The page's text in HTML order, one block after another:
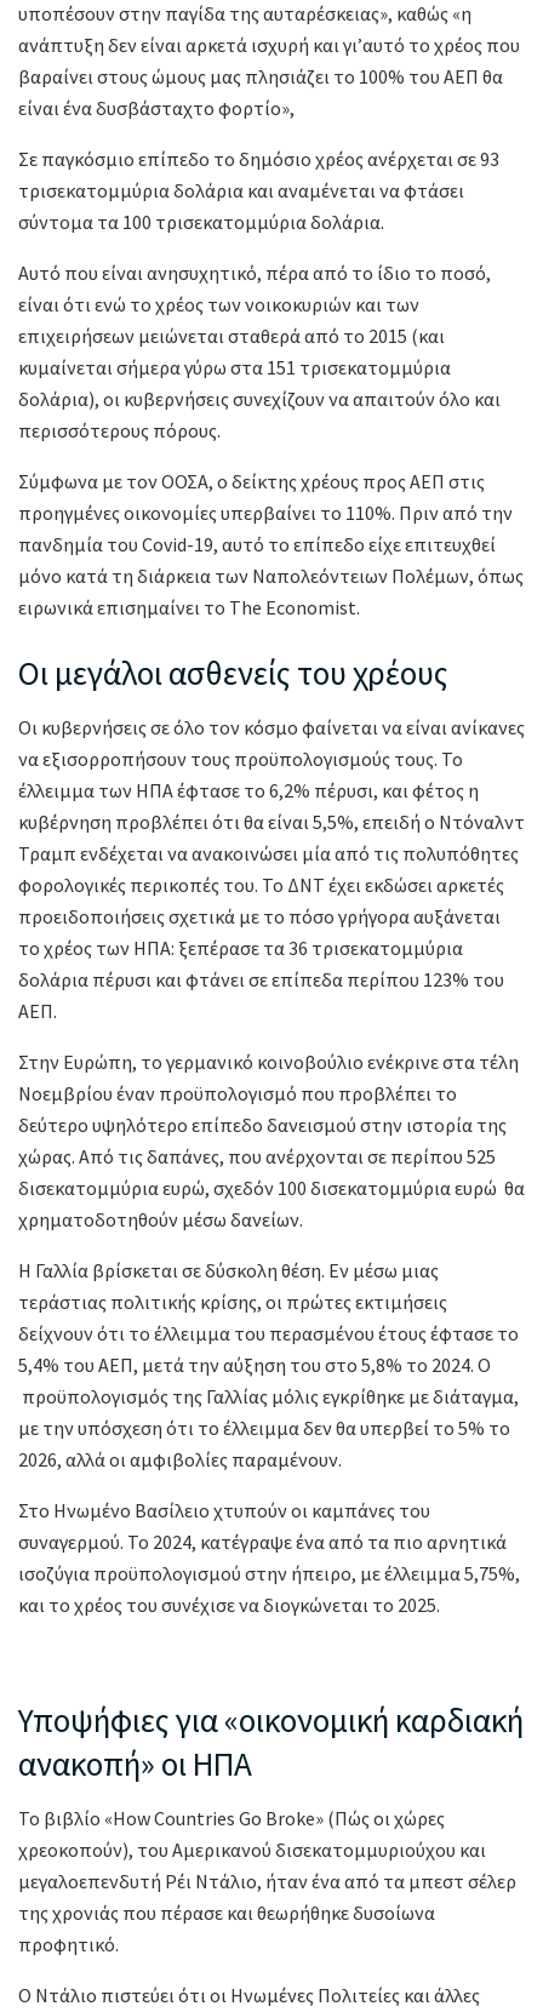
υποπέσουν στην παγίδα της αυταρέσκειας», καθώς «η
ανάπτυξη δεν είναι αρκετά ισχυρή και γι’αυτό το χρέος που
βαραίνει στους ώμους μας πλησιάζει το 100% του ΑΕΠ θα
είναι ένα δυσβάσταχτο φορτίο»,
Σε παγκόσμιο επίπεδο το δημόσιο χρέος ανέρχεται σε 93
τρισεκατομμύρια δολάρια και αναμένεται να φτάσει
σύντομα τα 100 τρισεκατομμύρια δολάρια.
Αυτό που είναι ανησυχητικό, πέρα από το ίδιο το ποσό,
είναι ότι ενώ το χρέος των νοικοκυριών και των
επιχειρήσεων μειώνεται σταθερά από το 2015 (και
κυμαίνεται σήμερα γύρω στα 151 τρισεκατομμύρια
δολάρια), οι κυβερνήσεις συνεχίζουν να απαιτούν όλο και
περισσότερους πόρους.
Σύμφωνα με τον ΟΟΣΑ, ο δείκτης χρέους προς ΑΕΠ στις
προηγμένες οικονομίες υπερβαίνει το 110%. Πριν από την
πανδημία του Covid-19, αυτό το επίπεδο είχε επιτευχθεί
μόνο κατά τη διάρκεια των Ναπολεόντειων Πολέμων, όπως
ειρωνικά επισημαίνει το The Economist.
Οι μεγάλοι ασθενείς του χρέους
Οι κυβερνήσεις σε όλο τον κόσμο φαίνεται να είναι ανίκανες
να εξισορροπήσουν τους προϋπολογισμούς τους. Το
έλλειμμα των ΗΠΑ έφτασε το 6,2% πέρυσι, και φέτος η
κυβέρνηση προβλέπει ότι θα είναι 5,5%, επειδή ο Ντόναλντ
Τραμπ ενδέχεται να ανακοινώσει μία από τις πολυπόθητες
φορολογικές περικοπές του. Το ΔΝΤ έχει εκδώσει αρκετές
προειδοποιήσεις σχετικά με το πόσο γρήγορα αυξάνεται
το χρέος των ΗΠΑ: ξεπέρασε τα 36 τρισεκατομμύρια
δολάρια πέρυσι και φτάνει σε επίπεδα περίπου 123% του
ΑΕΠ.
Στην Ευρώπη, το γερμανικό κοινοβούλιο ενέκρινε στα τέλη
Νοεμβρίου έναν προϋπολογισμό που προβλέπει το
δεύτερο υψηλότερο επίπεδο δανεισμού στην ιστορία της
χώρας. Από τις δαπάνες, που ανέρχονται σε περίπου 525
δισεκατομμύρια ευρώ, σχεδόν 100 δισεκατομμύρια ευρώ θα
χρηματοδοτηθούν μέσω δανείων.
Η Γαλλία βρίσκεται σε δύσκολη θέση. Εν μέσω μιας
τεράστιας πολιτικής κρίσης, οι πρώτες εκτιμήσεις
δείχνουν ότι το έλλειμμα του περασμένου έτους έφτασε το
5,4% του ΑΕΠ, μετά την αύξηση του στο 5,8% το 2024. Ο
προϋπολογισμός της Γαλλίας μόλις εγκρίθηκε με διάταγμα,
με την υπόσχεση ότι το έλλειμμα δεν θα υπερβεί το 5% το
2026, αλλά οι αμφιβολίες παραμένουν.
Στο Ηνωμένο Βασίλειο χτυπούν οι καμπάνες του
συναγερμού. Το 2024, κατέγραψε ένα από τα πιο αρνητικά
ισοζύγια προϋπολογισμού στην ήπειρο, με έλλειμμα 5,75%,
και το χρέος του συνέχισε να διογκώνεται το 2025.
Υποψήφιες για «οικονομική καρδιακή
ανακοπή» οι ΗΠΑ
Το βιβλίο «Ηοw Countries Go Broke» (Πώς οι χώρες
χρεοκοπούν), του Αμερικανού δισεκατομμυριούχου και
μεγαλοεπενδυτή Ρέι Ντάλιο, ήταν ένα από τα μπεστ σέλερ
της χρονιάς που πέρασε και θεωρήθηκε δυσοίωνα
προφητικό.
Ο Ντάλιο πιστεύει ότι οι Ηνωμένες Πολιτείες και άλλες